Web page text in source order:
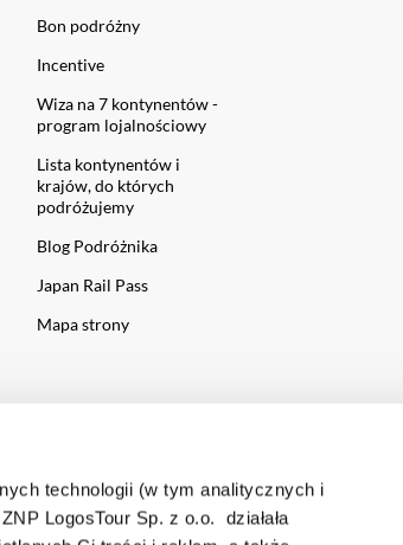
technologii (w tym analitycznych i
LogosTour Sp. z o.o. działała
Bon podróżny
Incentive
Wiza na 7 kontynentów -
program lojalnościowy
Lista kontynentów i
krajów, do których
podróżujemy
Blog Podróżnika
Japan Rail Pass
Mapa strony